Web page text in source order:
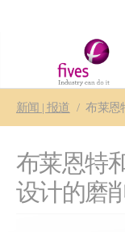
新闻 | 报道 布莱恩
布莱恩特
设计的磨